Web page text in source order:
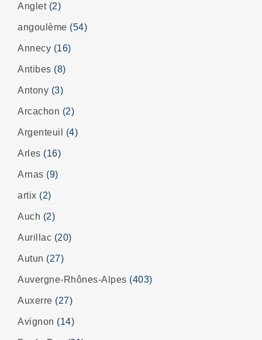
Anglet (2)
angoulème (54)
Annecy (16)
Antibes (8)
Antony (3)
Arcachon (2)
Argenteuil (4)
Arles (16)
Arnas (9)
artix (2)
Auch (2)
Aurillac (20)
Autun (27)
Auvergne-Rhônes-Alpes (403)
Auxerre (27)
Avignon (14)